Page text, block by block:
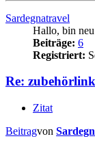
Sardegnatravel
Hallo, bin
Beiträge: 6
Registriert:
Re:
Zitat
Beitragvon